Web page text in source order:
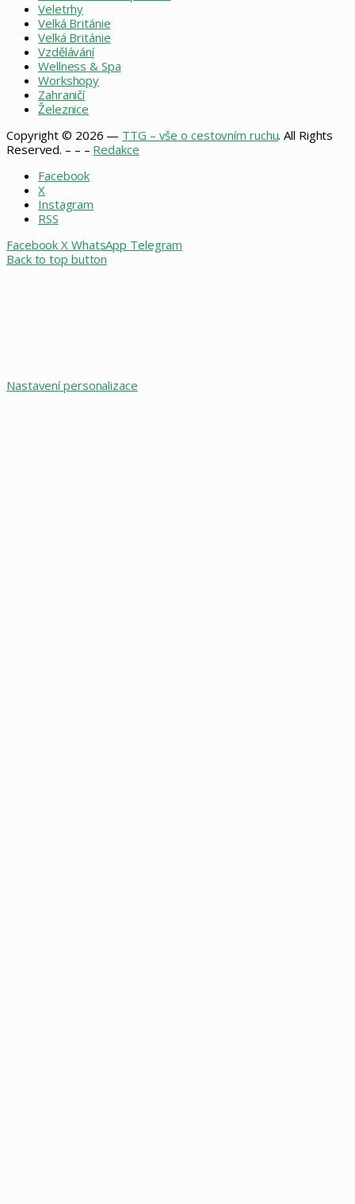
Veletrhy
Velká Británie
Velká Británie
Vzdělávání
Wellness & Spa
Workshopy
Zahraničí
Železnice
Copyright © 2026 — TTG – vše o cestovním ruchu. All Rights
Reserved. – – – Redakce
Facebook
X
Instagram
RSS
Facebook X WhatsApp Telegram
Back to top button
Nastavení personalizace